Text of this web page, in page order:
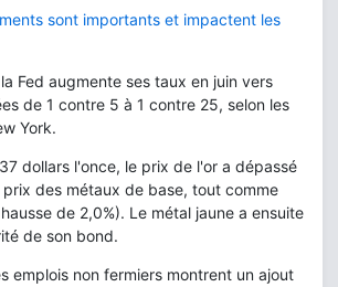
sont importants et impactent les
Fed augmente ses taux en juin vers
de 1 contre 5 à 1 contre 25, selon les
York.
dollars l'once, le prix de l'or a dépassé
prix des métaux de base, tout comme
de 2,0%). Le métal jaune a ensuite
de son bond.
emplois non fermiers montrent un ajout